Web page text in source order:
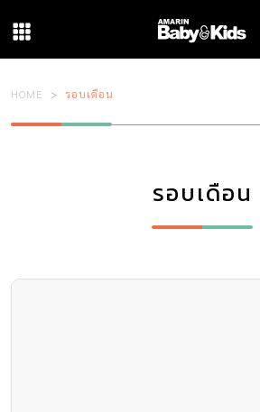
HOME รอบเดือน
รอบเดือน